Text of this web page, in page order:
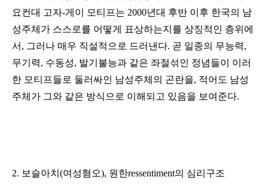
요컨대 고자-게이 모티프는 2000년대 후반 이후 한국의 남
성주체가 스스로를 어떻게 표상하는지를 상징적인 층위에
서, 그러나 매우 직설적으로 드러낸다. 곧 일종의 무능력,
무기력, 수동성, 발기불능과 같은 좌절섞인 정념들이 이러
한 모티프들로 둘러싸인 남성주체의 곤란을, 적어도 남성
주체가 그와 같은 방식으로 이해되고 있음을 보여준다.
2. 보슬아치(여성혐오), 원한ressentiment의 심리구조